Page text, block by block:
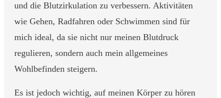
und die Blutzirkulation zu verbessern. Aktivitäten
wie Gehen, Radfahren oder Schwimmen sind für
mich ideal, da sie nicht nur meinen Blutdruck
regulieren, sondern auch mein allgemeines
Wohlbefinden steigern.
Es ist jedoch wichtig, auf meinen Körper zu hören